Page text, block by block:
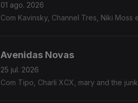
01 ago. 2026
Com Kavinsky, Channel Tres, Niki Moss
Avenidas Novas
25 jul. 2026
Com Tipo, Charli XCX, mary and the